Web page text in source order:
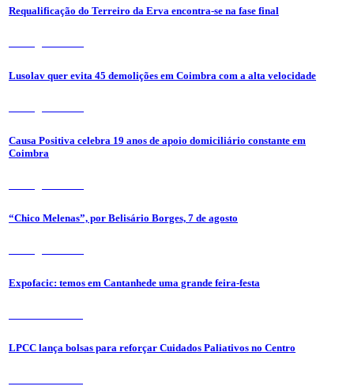
Requalificação do Terreiro da Erva encontra-se na fase final
Lusolav quer evita 45 demolições em Coimbra com a alta velocidade
Causa Positiva celebra 19 anos de apoio domiciliário constante em
Coimbra
“Chico Melenas”, por Belisário Borges, 7 de agosto
Expofacic: temos em Cantanhede uma grande feira-festa
LPCC lança bolsas para reforçar Cuidados Paliativos no Centro